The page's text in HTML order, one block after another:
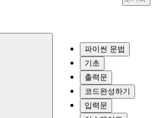
파이썬 문법
기초
출력문
코드완성하기
입력문